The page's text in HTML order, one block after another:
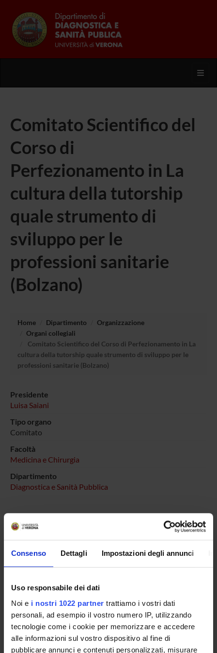
Consenso Dettagli Impostazioni degli annunci
Uso responsabile dei dati
Noi e i nostri 1022 partner trattiamo i vostri dati
personali, ad esempio il vostro numero IP, utilizzando
tecnologie come i cookie per memorizzare e accedere
alle informazioni sul vostro dispositivo al fine di
pubblicare annunci e contenuti personalizzati, misurare
Comitato Scientifico del
Corso di
Perfezionamento in La
cultura della tutorship
quale strumento di
sviluppo per le
professioni sanitarie
(Bolzano)
Home Dipartimento
Organizzazione
Organi collegiali
Comitato Scientifico del Corso di Perfezionamento in La
cultura della tutorship quale strumento di sviluppo per le
professioni sanitarie (Bolzano)
Presidente
Luisa Saiani
Tipo organo
Comitato
Facoltà
Medicina e Chirurgia
Dipartimento
Diagnostica e Sanità Pubblica
COMPONENTI
Luigina Mortari
Marco Angriman
Maria Carla Joris